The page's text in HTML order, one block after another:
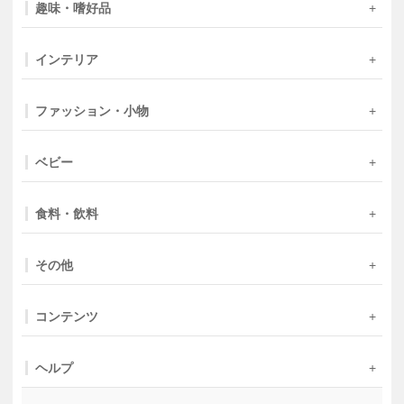
趣味・嗜好品
インテリア
ファッション・小物
ベビー
食料・飲料
その他
コンテンツ
ヘルプ